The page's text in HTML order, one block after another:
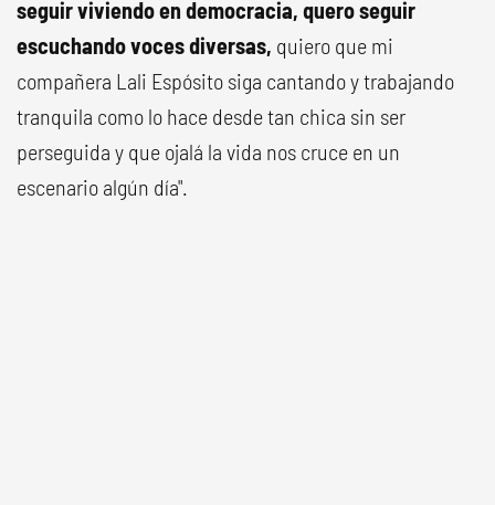
seguir viviendo en democracia, quero seguir
escuchando voces diversas, quiero que mi
compañera Lali Espósito siga cantando y trabajando
tranquila como lo hace desde tan chica sin ser
perseguida y que ojalá la vida nos cruce en un
escenario algún día".